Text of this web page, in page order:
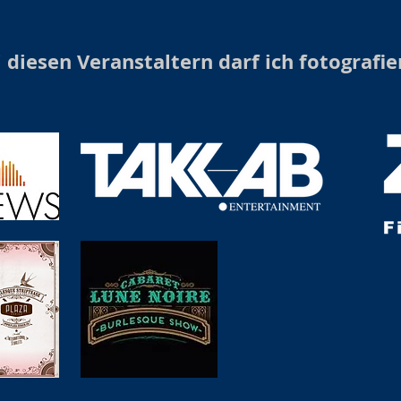
diesen Veranstaltern darf ich